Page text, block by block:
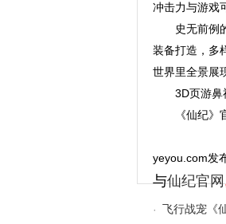
冲击力与游戏
史无前例
装备打造，多
世界里全景展
3D页游鼻
《仙纪
yeyou.com发
与仙纪官网
· 飞行战宠《